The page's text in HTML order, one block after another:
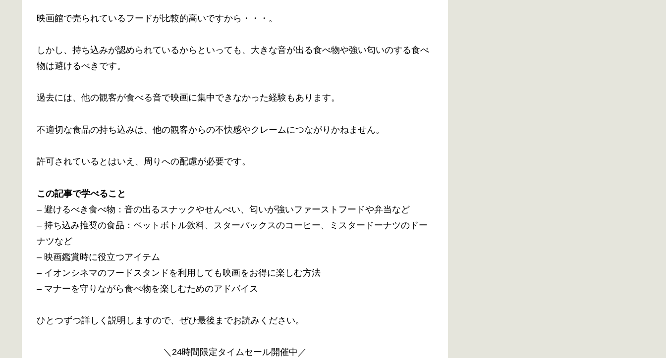
映画館で売られているフードが比較的高いですから・・・。
しかし、持ち込みが認められているからといっても、大きな音が出る食べ物や強い匂いのする食べ
物は避けるべきです。
過去には、他の観客が食べる音で映画に集中できなかった経験もあります。
不適切な食品の持ち込みは、他の観客からの不快感やクレームにつながりかねません。
許可されているとはいえ、周りへの配慮が必要です。
この記事で学べること
– 避けるべき食べ物：音の出るスナックやせんべい、匂いが強いファーストフードや弁当など
– 持ち込み推奨の食品：ペットボトル飲料、スターバックスのコーヒー、ミスタードーナツのドー
ナツなど
– 映画鑑賞時に役立つアイテム
– イオンシネマのフードスタンドを利用しても映画をお得に楽しむ方法
– マナーを守りながら食べ物を楽しむためのアドバイス
ひとつずつ詳しく説明しますので、ぜひ最後までお読みください。
＼24時間限定タイムセール開催中／